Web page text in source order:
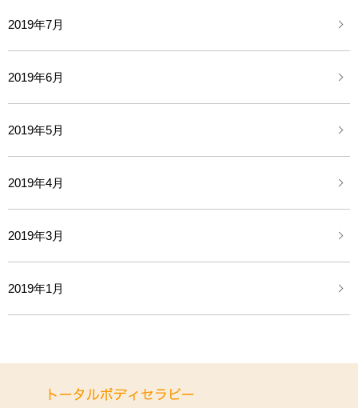
2019年7月
2019年6月
2019年5月
2019年4月
2019年3月
2019年1月